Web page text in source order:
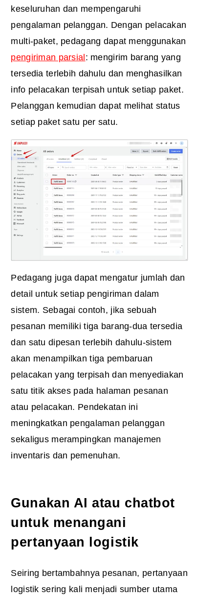
keseluruhan dan mempengaruhi
pengalaman pelanggan. Dengan pelacakan
multi-paket, pedagang dapat menggunakan
pengiriman parsial : mengirim barang yang
tersedia terlebih dahulu dan menghasilkan
info pelacakan terpisah untuk setiap paket.
Pelanggan kemudian dapat melihat status
setiap paket satu per satu.
Pedagang juga dapat mengatur jumlah dan
detail untuk setiap pengiriman dalam
sistem. Sebagai contoh, jika sebuah
pesanan memiliki tiga barang-dua tersedia
dan satu dipesan terlebih dahulu-sistem
akan menampilkan tiga pembaruan
pelacakan yang terpisah dan menyediakan
satu titik akses pada halaman pesanan
atau pelacakan. Pendekatan ini
meningkatkan pengalaman pelanggan
sekaligus merampingkan manajemen
inventaris dan pemenuhan.
Gunakan AI atau chatbot
untuk menangani
pertanyaan logistik
Seiring bertambahnya pesanan, pertanyaan
logistik sering kali menjadi sumber utama